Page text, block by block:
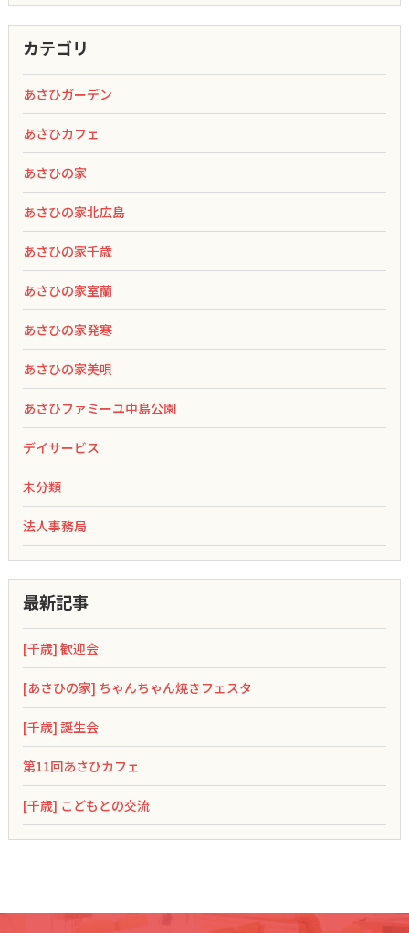
カテゴリ
あさひガーデン
あさひカフェ
あさひの家
あさひの家北広島
あさひの家千歳
あさひの家室蘭
あさひの家発寒
あさひの家美唄
あさひファミーユ中島公園
デイサービス
未分類
法人事務局
最新記事
[千歳] 歓迎会
[あさひの家] ちゃんちゃん焼きフェスタ
[千歳] 誕生会
第11回あさひカフェ
[千歳] こどもとの交流